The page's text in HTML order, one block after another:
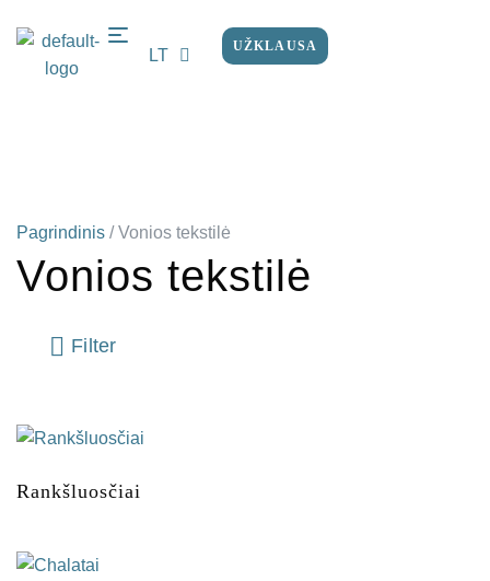
LT
EN
UŽKLAUSA
Pagrindinis /Vonios tekstilė
Vonios tekstilė
Filter
Rankšluosčiai